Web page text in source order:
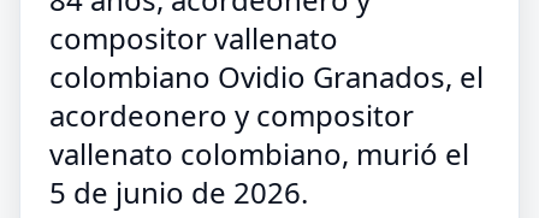
compositor vallenato
colombiano Ovidio Granados, el
acordeonero y compositor
vallenato colombiano, murió el
5 de junio de 2026.